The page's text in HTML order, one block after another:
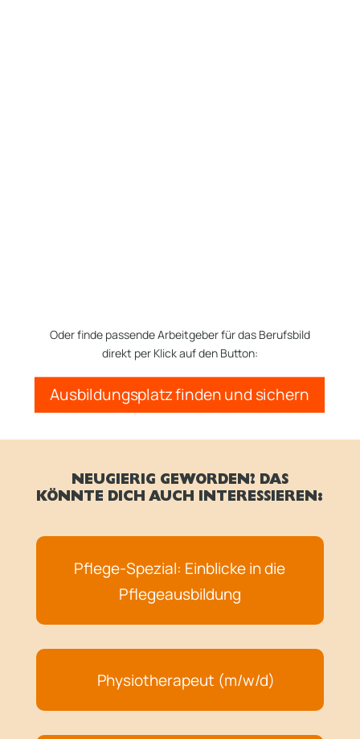
Oder finde passende Arbeitgeber für das Berufsbild
direkt per Klick auf den Button:
Ausbildungsplatz finden und sichern
NEUGIERIG GEWORDEN? DAS
KÖNNTE DICH AUCH INTERESSIEREN:
Pflege-Spezial: Einblicke in die
Pflegeausbildung
Physiotherapeut (m/w/d)